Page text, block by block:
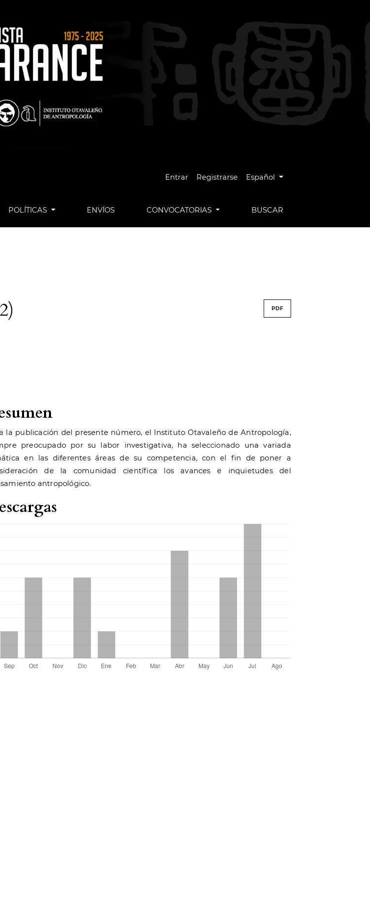
Entrar Registrarse Cambiar el idioma. El idioma actual
Español
POLÍTICAS ENVÍOS CONVOCATORIAS BUSCAR
PDF
la publicación del presente número, el Instituto Otavaleño de Antropología,
preocupado por su labor investigativa, ha seleccionado una variada
en las diferentes áreas de su competencia, con el fin de poner a
de la comunidad científica los avances e inquietudes del
antropológico.